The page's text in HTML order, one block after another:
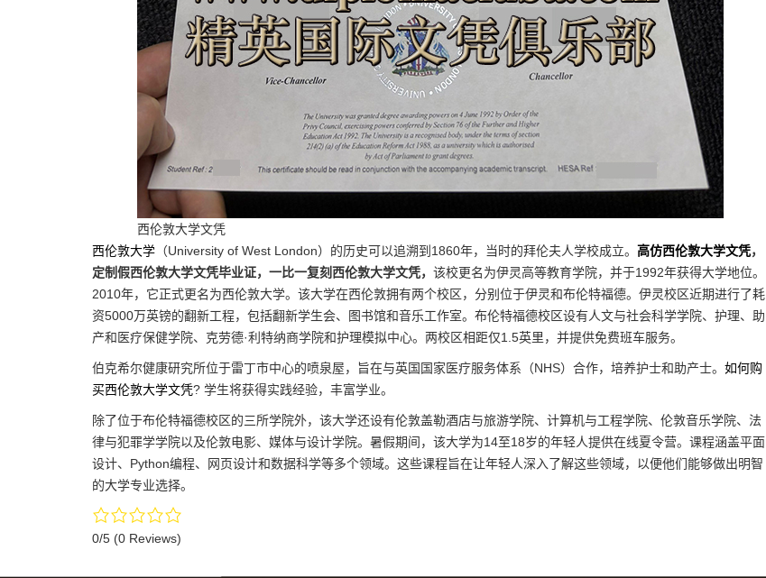
西伦敦大学文凭
西伦敦大学 （University of West London）的历史可以追溯到1860年，当时的拜伦夫人学校成立。 高仿西伦敦大学文凭，
定制假西伦敦大学文凭毕业证，一比一复刻西伦敦大学文凭， 该校更名为伊灵高等教育学院，并于1992年获得大学地位。
2010年，它正式更名为西伦敦大学。该大学在西伦敦拥有两个校区，分别位于伊灵和布伦特福德。伊灵校区近期进行了耗
资5000万英镑的翻新工程，包括翻新学生会、图书馆和音乐工作室。布伦特福德校区设有人文与社会科学学院、护理、助
产和医疗保健学院、克劳德·利特纳商学院和护理模拟中心。两校区相距仅1.5英里，并提供免费班车服务。
伯克希尔健康研究所位于雷丁市中心的喷泉屋，旨在与英国国家医疗服务体系（NHS）合作，培养护士和助产士。 如何购
买西伦敦大学文凭? 学生将获得实践经验，丰富学业。
除了位于布伦特福德校区的三所学院外，该大学还设有伦敦盖勒酒店与旅游学院、计算机与工程学院、伦敦音乐学院、法
律与犯罪学学院以及伦敦电影、媒体与设计学院。暑假期间，该大学为14至18岁的年轻人提供在线夏令营。课程涵盖平面
设计、Python编程、网页设计和数据科学等多个领域。这些课程旨在让年轻人深入了解这些领域，以便他们能够做出明智
的大学专业选择。
0/5 (0 Reviews)